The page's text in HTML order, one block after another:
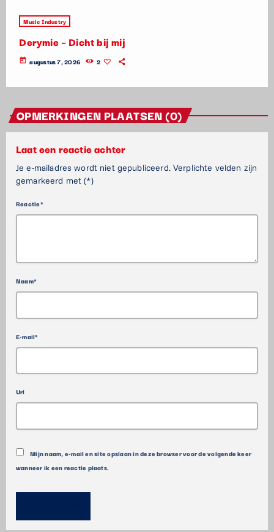
Music Industry
Derymie – Dicht bij mij
today augustus 7, 2026 2
OPMERKINGEN PLAATSEN (0)
Laat een reactie achter
Je e-mailadres wordt niet gepubliceerd. Verplichte velden zijn
gemarkeerd met (*)
Reactie*
Naam*
E-mail*
Url
Mijn naam, e-mail en site opslaan in deze browser voor de volgende keer
wanneer ik een reactie plaats.